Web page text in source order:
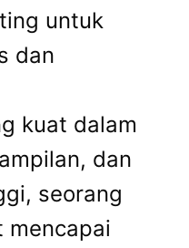
untuk
dan
kuat dalam
dan
seorang
mencapai